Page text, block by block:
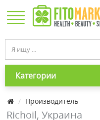
Категории
Производитель
Richoil, Украина